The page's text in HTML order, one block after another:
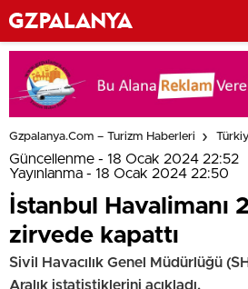
Gzpalanya.com – Turizm Haberleri
Güncellenme - 18 Ocak 2024 22:52
Yayınlanma - 18 Ocak 2024 22:50
İstanbul Havalimanı
zirvede kapattı
Sivil Havacılık Genel Müdürlüğü
Aralık istatistiklerini açıkladı.